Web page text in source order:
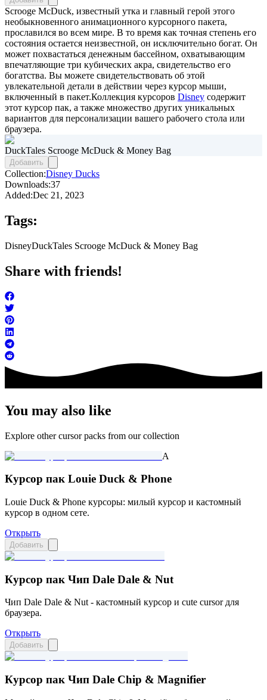
Scrooge McDuck, известный утка и главный герой этого
необыкновенного анимационного курсорного пакета,
прославился во всем мире. В то время как точная степень его
состояния остается неизвестной, он исключительно богат. Он
может похвастаться денежным бассейном, охватывающим
впечатляющие три кубических акра, свидетельство его
богатства. Вы можете свидетельствовать об этой
увлекательной детали в действии через курсор мыши,
включенный в пакет.Коллекция курсоров Disney содержит
этот курсор пак, а также множество других уникальных
вариантов для персонализации вашего рабочего стола или
браузера.
DuckTales Scrooge McDuck & Money Bag
Добавить
Collection:Disney Ducks
Downloads:37
Added:Dec 21, 2023
Tags:
DisneyDuckTales Scrooge McDuck & Money Bag
Share with friends!
You may also like
Explore other cursor packs from our collection
A
Курсор пак Louie Duck & Phone
Louie Duck & Phone курсоры: милый курсор и кастомный
курсор в одном сете.
Открыть
Добавить
Курсор пак Чип Dale Dale & Nut
Чип Dale Dale & Nut - кастомный курсор и cute cursor для
браузера.
Открыть
Добавить
Курсор пак Чип Dale Chip & Magnifier